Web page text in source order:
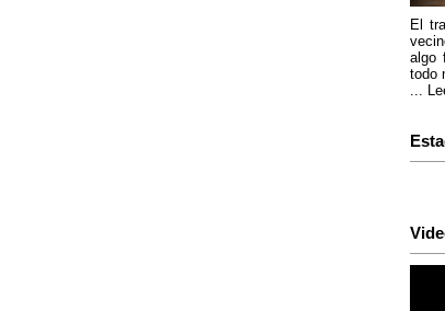
El
algo
todo